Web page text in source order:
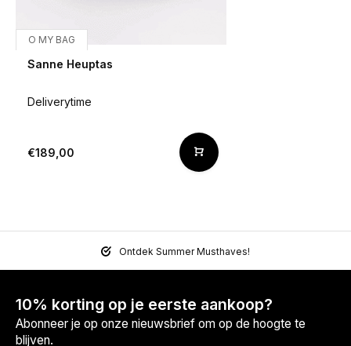
O MY BAG
Sanne Heuptas
Deliverytime
€189,00
Ontdek Summer Musthaves!
10% korting op je eerste aankoop?
Abonneer je op onze nieuwsbrief om op de hoogte te
blijven.